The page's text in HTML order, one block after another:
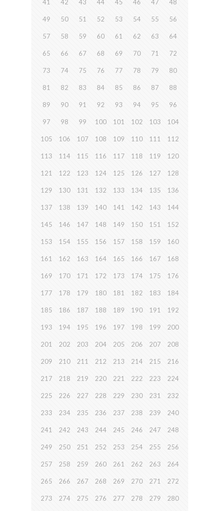
41 42 43 44 45 46 47 48
49 50 51 52 53 54 55 56
57 58 59 60 61 62 63 64
65 66 67 68 69 70 71 72
73 74 75 76 77 78 79 80
81 82 83 84 85 86 87 88
89 90 91 92 93 94 95 96
97 98 99 100 101 102 103 104
105 106 107 108 109 110 111 112
113 114 115 116 117 118 119 120
121 122 123 124 125 126 127 128
129 130 131 132 133 134 135 136
137 138 139 140 141 142 143 144
145 146 147 148 149 150 151 152
153 154 155 156 157 158 159 160
161 162 163 164 165 166 167 168
169 170 171 172 173 174 175 176
177 178 179 180 181 182 183 184
185 186 187 188 189 190 191 192
193 194 195 196 197 198 199 200
201 202 203 204 205 206 207 208
209 210 211 212 213 214 215 216
217 218 219 220 221 222 223 224
225 226 227 228 229 230 231 232
233 234 235 236 237 238 239 240
241 242 243 244 245 246 247 248
249 250 251 252 253 254 255 256
257 258 259 260 261 262 263 264
265 266 267 268 269 270 271 272
273 274 275 276 277 278 279 280